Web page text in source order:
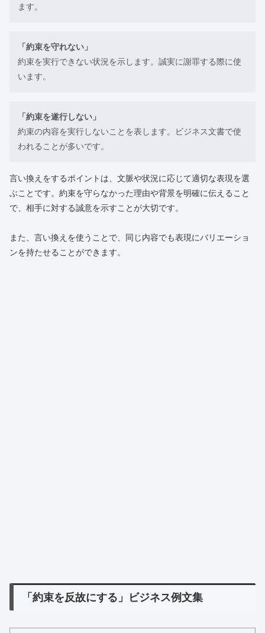
ます。
「約束を守れない」
約束を実行できない状況を示します。誠実に謝罪する際に使
います。
「約束を遂行しない」
約束の内容を実行しないことを表します。ビジネス文書で使
われることが多いです。
言い換えをするポイントは、文脈や状況に応じて適切な表現を選
ぶことです。約束を守らなかった理由や背景を明確に伝えること
で、相手に対する誠意を示すことが大切です。
また、言い換えを使うことで、同じ内容でも表現にバリエーショ
ンを持たせることができます。
「約束を反故にする」ビジネス例文集